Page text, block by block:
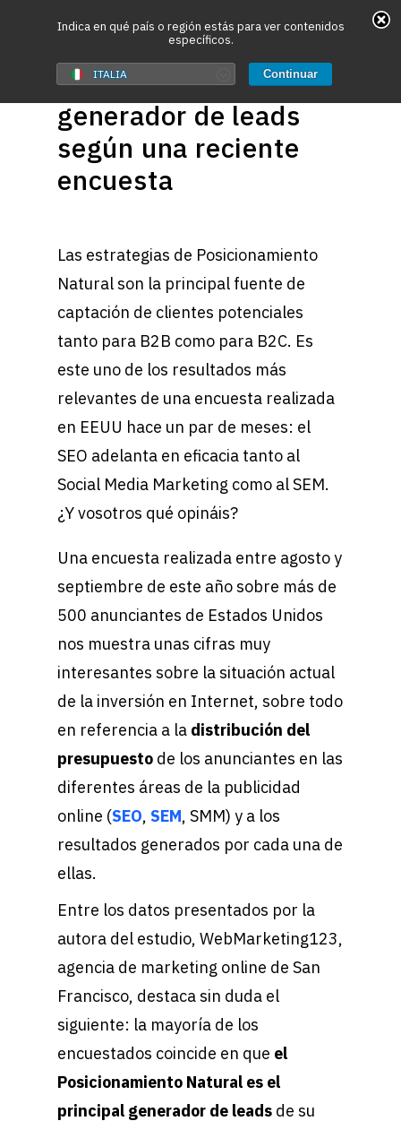
Hit enter to search or ESC to close
9 Diciembre, 2011
El SEO es el mayor
generador de leads
según una reciente
encuesta
Las estrategias de Posicionamiento
Natural son la principal fuente de
captación de clientes potenciales
tanto para B2B como para B2C. Es
este uno de los resultados más
relevantes de una encuesta realizada
en EEUU hace un par de meses: el
SEO adelanta en eficacia tanto al
Social Media Marketing como al SEM.
¿Y vosotros qué opináis?
Una encuesta realizada entre agosto y
septiembre de este año sobre más de
500 anunciantes de Estados Unidos
nos muestra unas cifras muy
interesantes sobre la situación actual
de la inversión en Internet, sobre todo
en referencia a la distribución del
presupuesto de los anunciantes en las
diferentes áreas de la publicidad
online (SEO, SEM, SMM) y a los
resultados generados por cada una de
ellas.
Entre los datos presentados por la
autora del estudio, WebMarketing123,
agencia de marketing online de San
Francisco, destaca sin duda el
siguiente: la mayoría de los
encuestados coincide en que el
Posicionamiento Natural es el
principal generador de leads de su
Indica en qué país o región estás para ver contenidos
específicos.
ITALIA Continuar
May we use cookies to track your activities? We take
your privacy very seriously. Please see our privacy
policy for details and any questions.Yes